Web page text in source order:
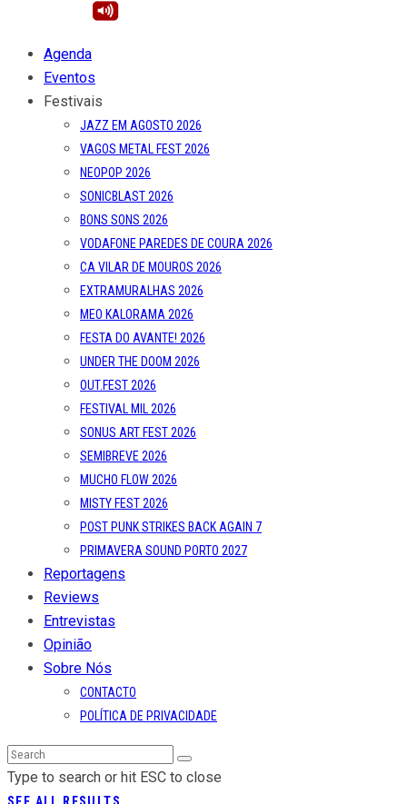
Agenda
Eventos
Festivais
JAZZ EM AGOSTO 2026
VAGOS METAL FEST 2026
NEOPOP 2026
SONICBLAST 2026
BONS SONS 2026
VODAFONE PAREDES DE COURA 2026
CA VILAR DE MOUROS 2026
EXTRAMURALHAS 2026
MEO KALORAMA 2026
FESTA DO AVANTE! 2026
UNDER THE DOOM 2026
OUT.FEST 2026
FESTIVAL MIL 2026
SONUS ART FEST 2026
SEMIBREVE 2026
MUCHO FLOW 2026
MISTY FEST 2026
POST PUNK STRIKES BACK AGAIN 7
PRIMAVERA SOUND PORTO 2027
Reportagens
Reviews
Entrevistas
Opinião
Sobre Nós
CONTACTO
POLÍTICA DE PRIVACIDADE
Type to search or hit ESC to close